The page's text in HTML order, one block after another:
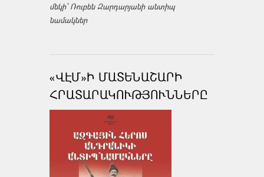
մեկի՝ Ռուբեն Զարդարյանի անտիպ
նամակներ
«ՎԷՄ»Ի ՄԱՏԵՆԱՇԱՐԻ
ՀՐԱՏԱՐԱԿՈՒԹՅՈՒՆՆԵՐԸ